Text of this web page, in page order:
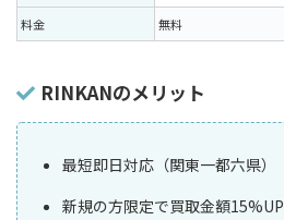
料金
無料
RINKANのメリット
最短即日対応（関東一都六県）
新規の方限定で買取金額15%UP